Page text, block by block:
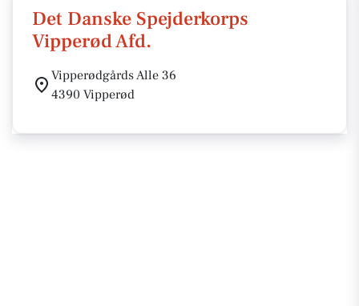
Det Danske Spejderkorps
Vipperød Afd.
Vipperødgårds Alle 36
4390 Vipperød